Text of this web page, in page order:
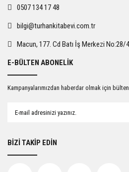
Ürün fiyatı diğer sitelerden daha pahalı.
Gönder
0507 134 17 48
bilgi@turhankitabevi.com.tr
Macun, 177. Cd Batı İş Merkezi
E-BÜLTEN ABONELİK
Kampanyalarımızdan haberdar olmak için
BİZİ TAKİP EDİN